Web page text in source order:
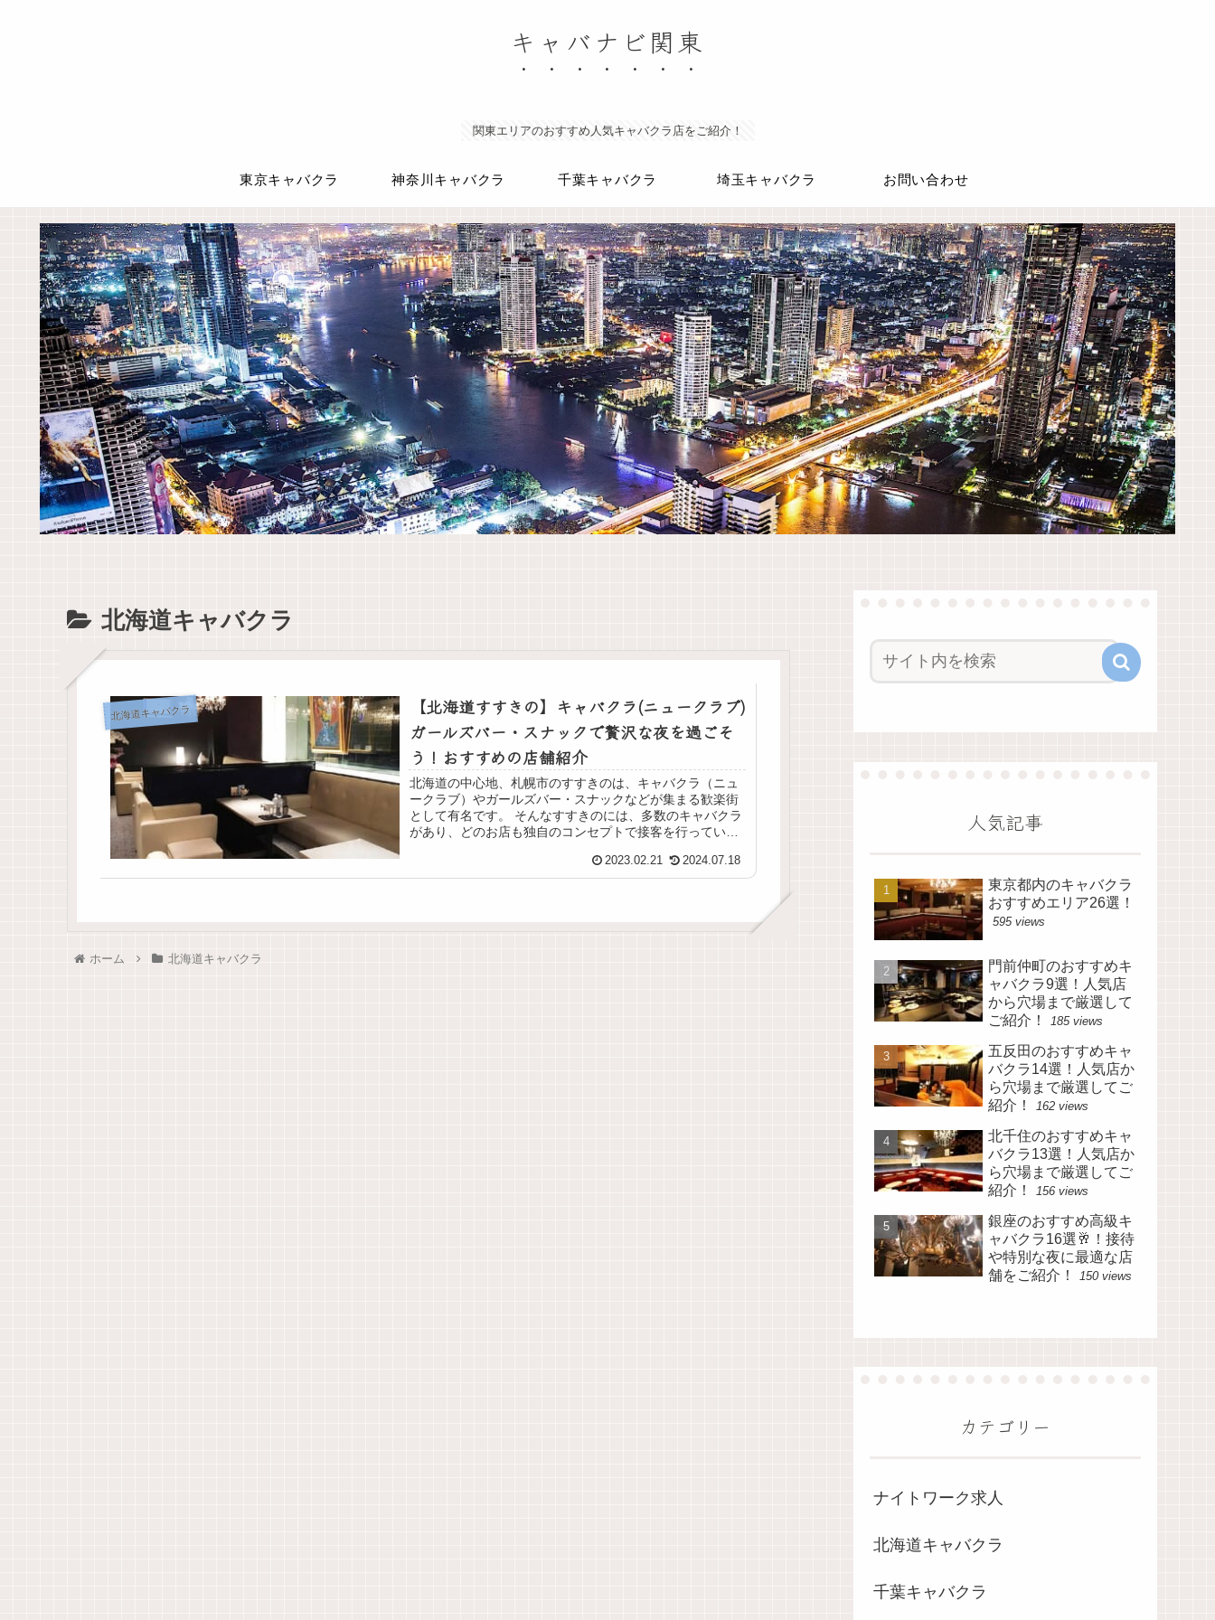
キャバナビ関東
関東エリアのおすすめ人気キャバクラ店をご紹介！
東京キャバクラ 神奈川キャバクラ 千葉キャバクラ 埼玉キャバクラ お問い合わせ
北海道キャバクラ
北海道キャバクラ
【北海道すすきの】キャバクラ(ニュークラブ)
ガールズバー・スナックで贅沢な夜を過ごそ
う！おすすめの店舗紹介
北海道の中心地、札幌市のすすきのは、キャバクラ（ニュ
ークラブ）やガールズバー・スナックなどが集まる歓楽街
として有名です。 そんなすすきのには、多数のキャバクラ
があり、どのお店も独自のコンセプトで接客を行っていま
2023.02.21 2024.07.18
ホーム 北海道キャバクラ
人気記事
東京都内のキャバクラ
おすすめエリア26選！
595 views
門前仲町のおすすめキ
ャバクラ9選！人気店
から穴場まで厳選して
ご紹介！
185 views
五反田のおすすめキャ
バクラ14選！人気店か
ら穴場まで厳選してご
紹介！
162 views
北千住のおすすめキャ
バクラ13選！人気店か
ら穴場まで厳選してご
紹介！
156 views
銀座のおすすめ高級キ
ャバクラ16選🥂！接待
や特別な夜に最適な店
舗をご紹介！
150 views
カテゴリー
ナイトワーク求人
北海道キャバクラ
千葉キャバクラ